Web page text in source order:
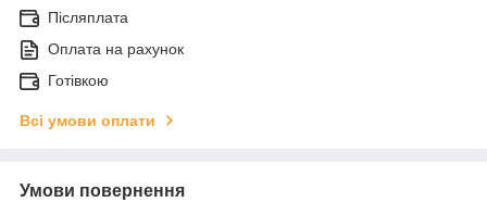
Післяплата
Оплата на рахунок
Готівкою
Всі умови оплати
Умови повернення